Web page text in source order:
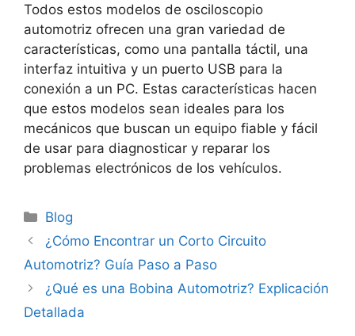
Todos estos modelos de osciloscopio
automotriz ofrecen una gran variedad de
características, como una pantalla táctil, una
interfaz intuitiva y un puerto USB para la
conexión a un PC. Estas características hacen
que estos modelos sean ideales para los
mecánicos que buscan un equipo fiable y fácil
de usar para diagnosticar y reparar los
problemas electrónicos de los vehículos.
Categorías
Blog
¿Cómo Encontrar un Corto Circuito
Automotriz? Guía Paso a Paso
¿Qué es una Bobina Automotriz? Explicación
Detallada